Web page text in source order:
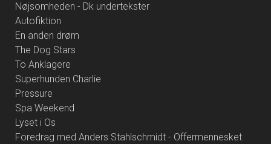
Nøjsomheden - Dk undertekster
Autofiktion
En anden drøm
The Dog Stars
To Anklagere
Superhunden Charlie
Pressure
Spa Weekend
Lyset i Os
Foredrag med Anders Stahlschmidt - Offermennesket